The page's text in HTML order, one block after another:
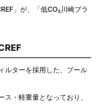
」が、「低CO₂川崎ブラ
ルターを採用した、プール
・軽重量となっており、